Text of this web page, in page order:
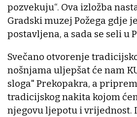
pozvekuju“. Ova izložba
Gradski muzej Požega gdje
postavljena, a sada se seli u
Svečano otvorenje
nošnjama uljepšat će nam
sloga" Prekopakra, a
tradicijskog nakita kojom
njegovu ljepotu i vrijednost.